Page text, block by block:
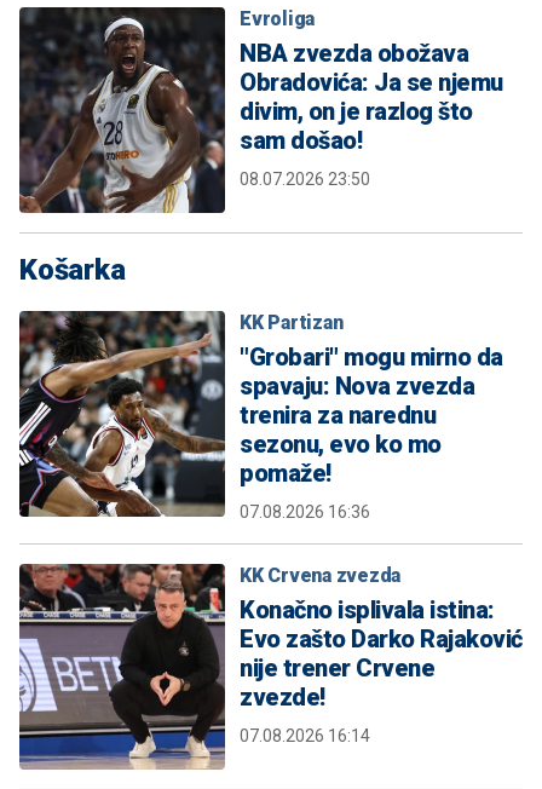
Evroliga
NBA zvezda obožava
Obradovića: Ja se njemu
divim, on je razlog što
sam došao!
08.07.2026 23:50
Košarka
KK Partizan
"Grobari" mogu mirno da
spavaju: Nova zvezda
trenira za narednu
sezonu, evo ko mo
pomaže!
07.08.2026 16:36
KK Crvena zvezda
Konačno isplivala istina:
Evo zašto Darko Rajaković
nije trener Crvene
zvezde!
07.08.2026 16:14